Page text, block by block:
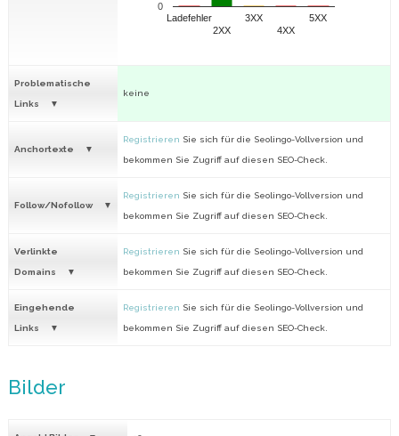
Ladefehler
2XX
3XX
4XX
5XX
0
Problematische
Links
keine
Anchortexte
Registrieren Sie sich für die Seolingo-Vollversion und
bekommen Sie Zugriff auf diesen SEO-Check.
Follow/Nofollow
Registrieren Sie sich für die Seolingo-Vollversion und
bekommen Sie Zugriff auf diesen SEO-Check.
Verlinkte
Domains
Registrieren Sie sich für die Seolingo-Vollversion und
bekommen Sie Zugriff auf diesen SEO-Check.
Eingehende
Links
Registrieren Sie sich für die Seolingo-Vollversion und
bekommen Sie Zugriff auf diesen SEO-Check.
Bilder